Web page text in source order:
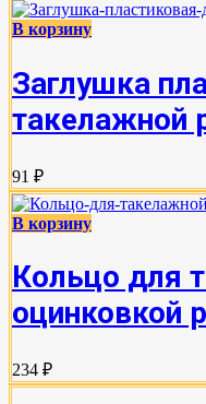
В корзину
Заглушка
такелажной
91 ₽
В корзину
Кольцо для
оцинковкой
234 ₽